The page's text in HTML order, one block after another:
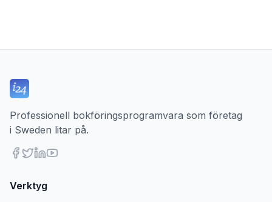
Professionell bokföringsprogramvara som företag
i Sweden litar på.
Verktyg